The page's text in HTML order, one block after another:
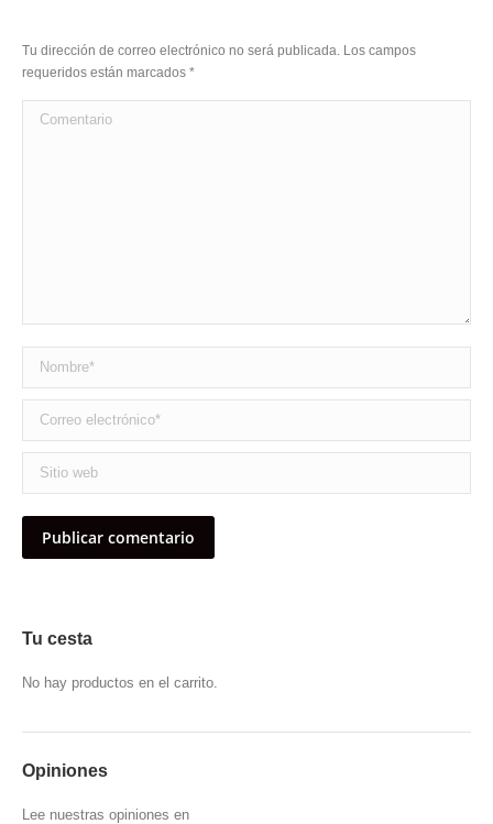
Tu dirección de correo electrónico no será publicada. Los campos
requeridos están marcados *
Comentario
Nombre *
Correo electrónico *
Sitio web
Publicar comentario
Tu cesta
No hay productos en el carrito.
Opiniones
Lee nuestras opiniones en